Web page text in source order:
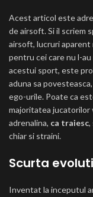
Acest articol este
de airsoft. Si il scriem
airsoft, lucruri
pentru cei care nu l-
acestui sport, este
aduna sa
ego-urile. Poate ca
majoritatea jucatorilor
adrenalina, ca traiesc,
chiar si straini.
Scurta
Inventat la inceputul